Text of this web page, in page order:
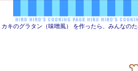
キのグラタン（味噌風） を作ったら、みんなの